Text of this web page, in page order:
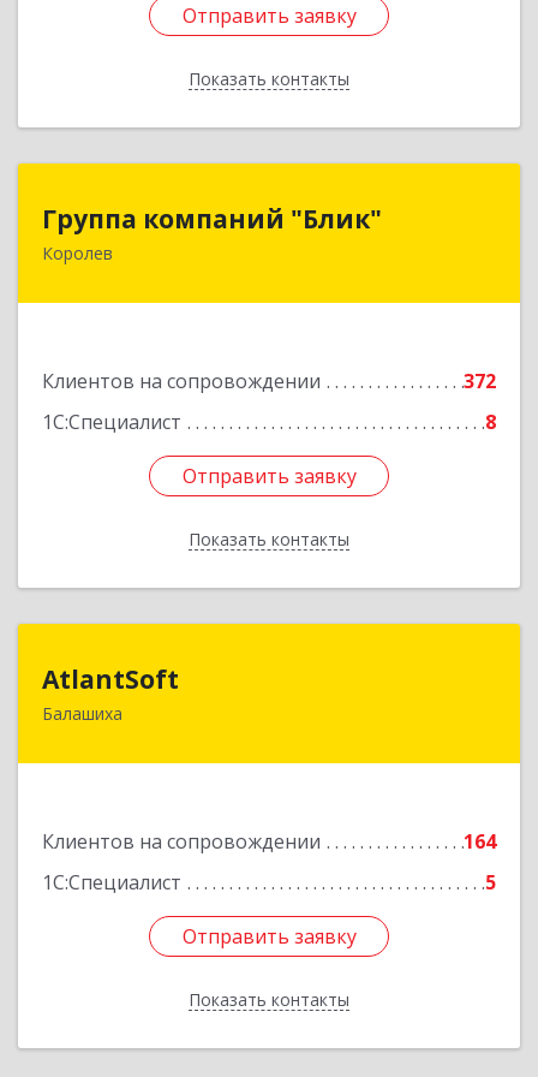
Отправить заявку
Показать контакты
Отправить заявку
Назад
Группа компаний "Блик"
Королев
Клиентов на сопровождении
372
1С:Специалист
8
Отправить заявку
Показать контакты
Группа компаний "Блик"
Отправить заявку
Назад
AtlantSoft
Балашиха
Клиентов на сопровождении
164
1С:Специалист
5
Отправить заявку
Показать контакты
143900, Московская обл, Балашиха г, Звездная
Отправить заявку
Назад